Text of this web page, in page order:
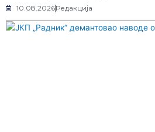
10.08.2026Редакција